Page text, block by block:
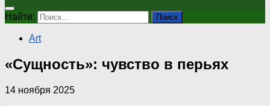
Найти:
Art
«Сущность»: чувство в перьях
14 ноября 2025